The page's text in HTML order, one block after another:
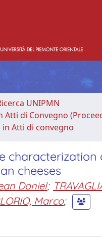
UNIPMN
Atti di Convegno
Atti di convegno
characterization
cheeses
Daniel;
Marco;